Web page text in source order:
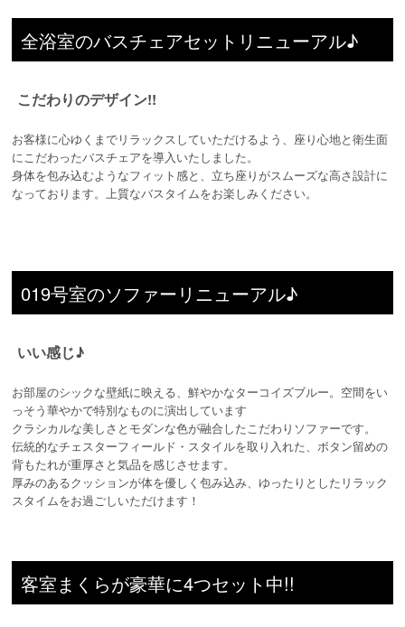
全浴室のバスチェアセットリニューアル♪
こだわりのデザイン!!
お客様に心ゆくまでリラックスしていただけるよう、座り心地と衛生面
にこだわったバスチェアを導入いたしました。
身体を包み込むようなフィット感と、立ち座りがスムーズな高さ設計に
なっております。上質なバスタイムをお楽しみください。
019号室のソファーリニューアル♪
いい感じ♪
お部屋のシックな壁紙に映える、鮮やかなターコイズブルー。空間をい
っそう華やかで特別なものに演出しています
クラシカルな美しさとモダンな色が融合したこだわりソファーです。
伝統的なチェスターフィールド・スタイルを取り入れた、ボタン留めの
背もたれが重厚さと気品を感じさせます。
厚みのあるクッションが体を優しく包み込み、ゆったりとしたリラック
スタイムをお過ごしいただけます！
客室まくらが豪華に4つセット中!!